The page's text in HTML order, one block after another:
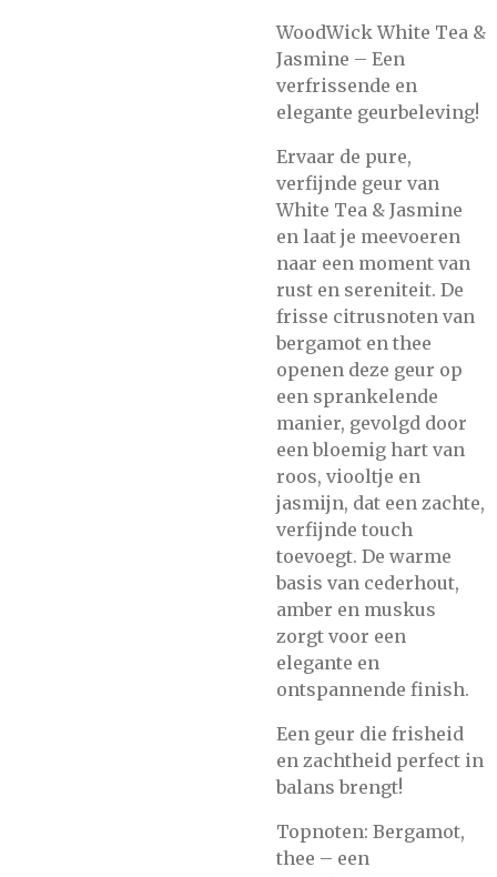
WoodWick White Tea &
Jasmine – Een
verfrissende en
elegante geurbeleving!
Ervaar de pure,
verfijnde geur van
White Tea & Jasmine
en laat je meevoeren
naar een moment van
rust en sereniteit. De
frisse citrusnoten van
bergamot en thee
openen deze geur op
een sprankelende
manier, gevolgd door
een bloemig hart van
roos, viooltje en
jasmijn, dat een zachte,
verfijnde touch
toevoegt. De warme
basis van cederhout,
amber en muskus
zorgt voor een
elegante en
ontspannende finish.
Een geur die frisheid
en zachtheid perfect in
balans brengt!
Topnoten: Bergamot,
thee – een